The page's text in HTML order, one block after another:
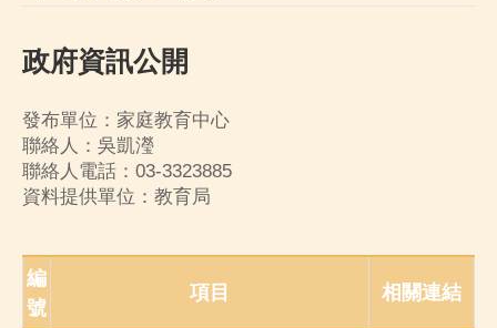
政府資訊公開
發布單位：家庭教育中心
聯絡人：吳凱瀅
聯絡人電話：03-3323885
資料提供單位：教育局
編
號
項目 相關連結